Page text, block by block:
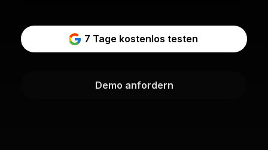
7 Tage kostenlos testen
Demo anfordern